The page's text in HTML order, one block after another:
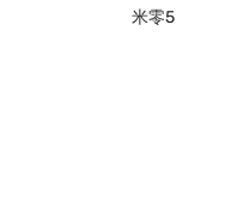
米零5